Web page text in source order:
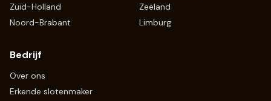
Zuid-Holland
Zeeland
Noord-Brabant
Limburg
Bedrijf
Over ons
Erkende slotenmaker